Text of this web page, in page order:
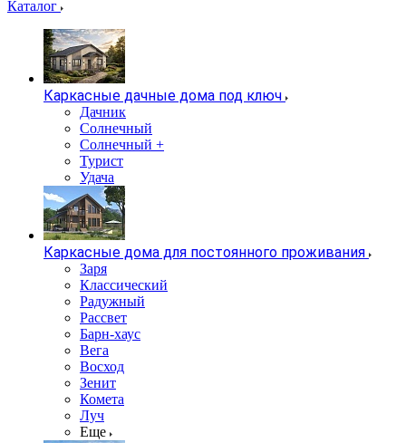
Каталог
Каркасные дачные дома под ключ
Дачник
Солнечный
Солнечный +
Турист
Удача
Каркасные дома для постоянного проживания
Заря
Классический
Радужный
Рассвет
Барн-хаус
Вега
Восход
Зенит
Комета
Луч
Еще